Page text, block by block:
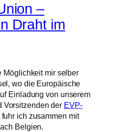
–
Draht im
Möglichkeit mir selber
wo die Europäische
Einladung von unserem
Vorsitzenden der EVP-
fuhr ich zusammen mit
Belgien.